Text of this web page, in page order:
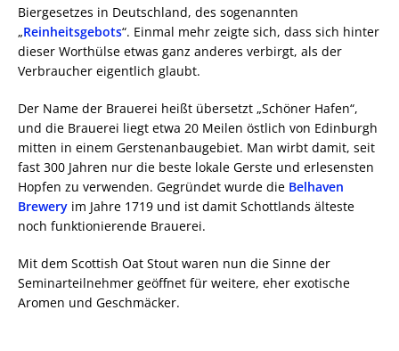
Biergesetzes in Deutschland, des sogenannten
„Reinheitsgebots“. Einmal mehr zeigte sich, dass sich hinter
dieser Worthülse etwas ganz anderes verbirgt, als der
Verbraucher eigentlich glaubt.
Der Name der Brauerei heißt übersetzt „Schöner Hafen“,
und die Brauerei liegt etwa 20 Meilen östlich von Edinburgh
mitten in einem Gerstenanbaugebiet. Man wirbt damit, seit
fast 300 Jahren nur die beste lokale Gerste und erlesensten
Hopfen zu verwenden. Gegründet wurde die Belhaven
Brewery im Jahre 1719 und ist damit Schottlands älteste
noch funktionierende Brauerei.
Mit dem Scottish Oat Stout waren nun die Sinne der
Seminarteilnehmer geöffnet für weitere, eher exotische
Aromen und Geschmäcker.